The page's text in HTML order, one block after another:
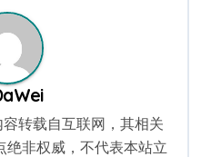
容转载自互联网，其相关
绝非权威，不代表本站立